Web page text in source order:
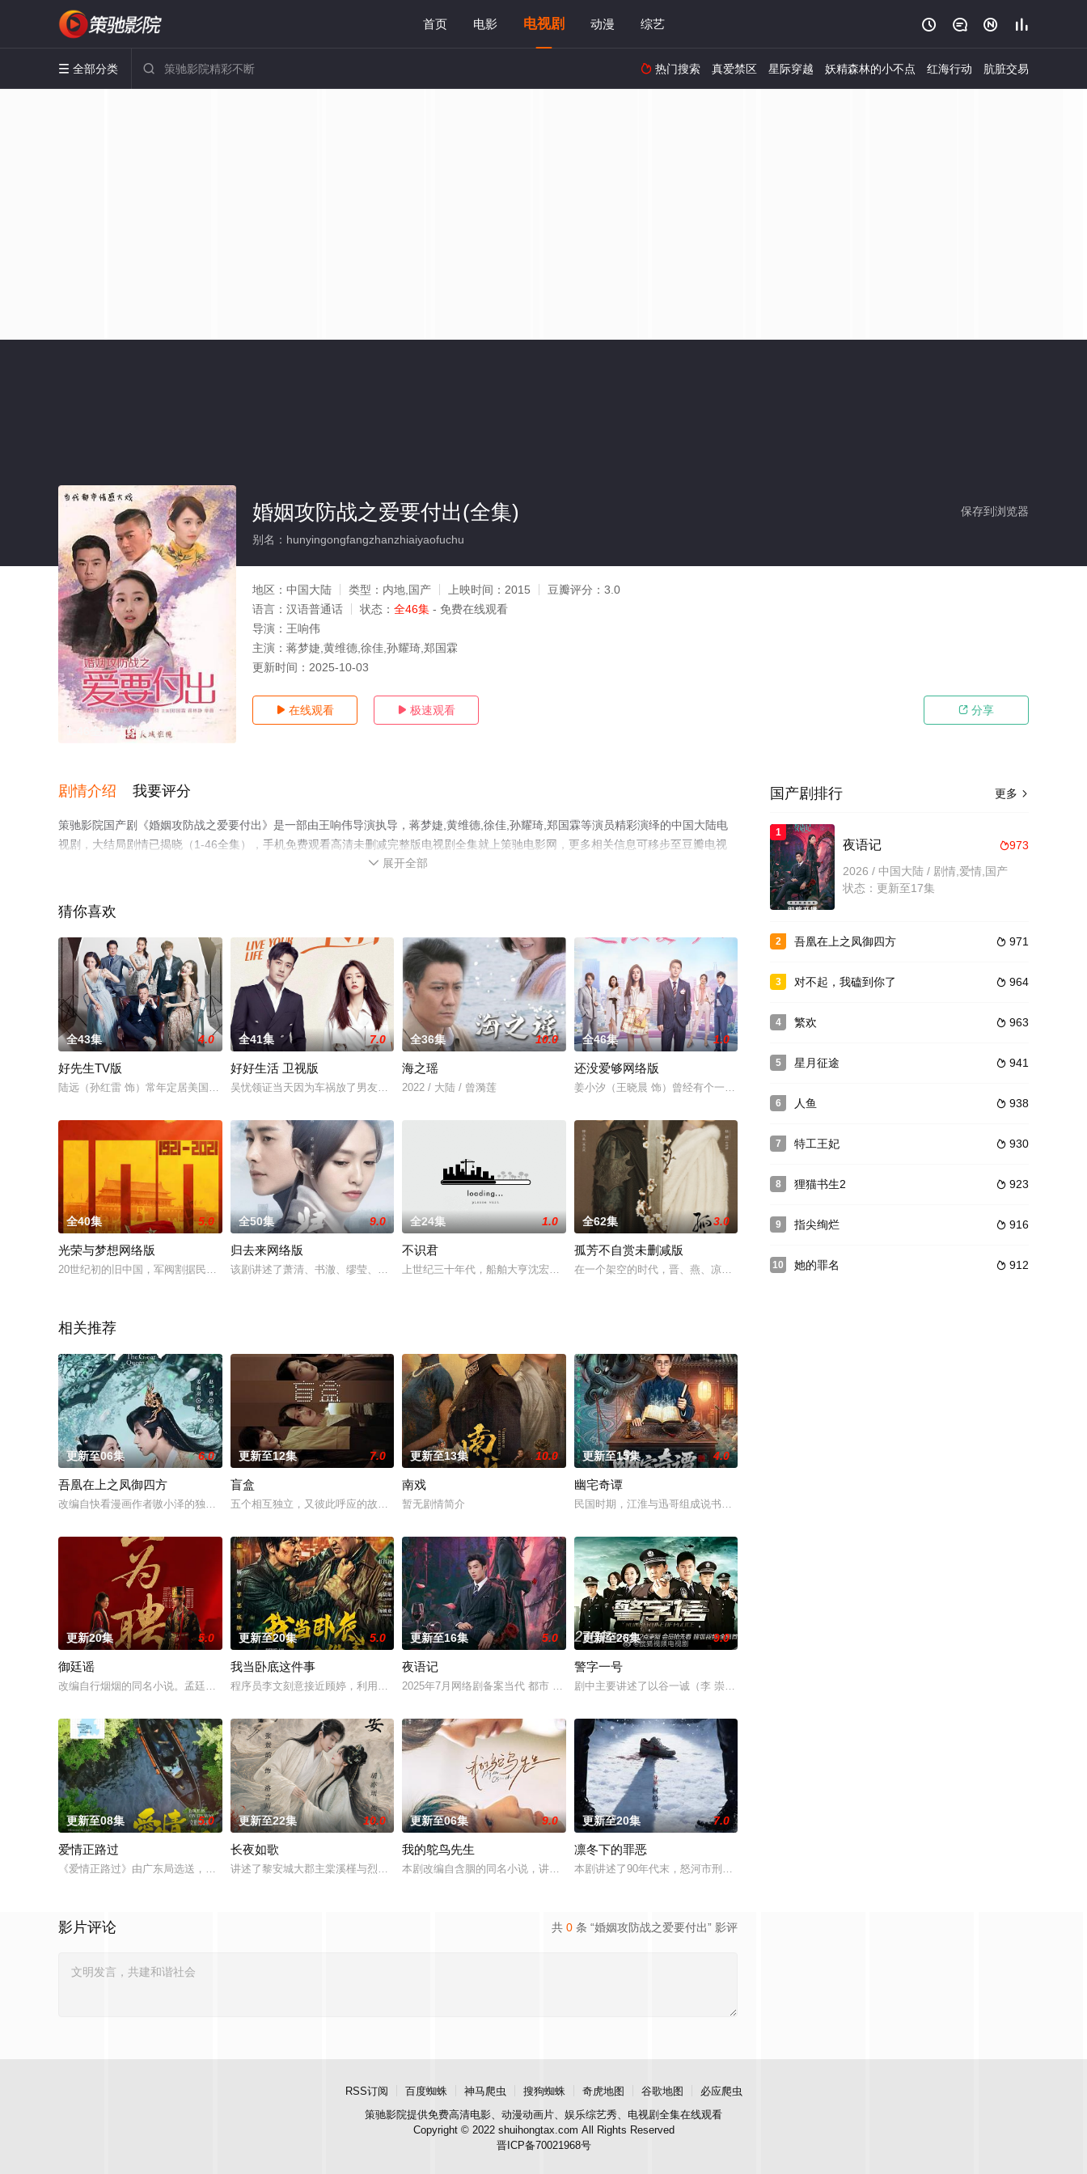
首页 电影 电视剧 动漫 综艺    
 全部分类   热门搜索 真爱禁区 星际穿越 妖精森林的小不点 红海行动 肮脏交易
1-46全集/大结局
保存到浏览器
婚姻攻防战之爱要付出(全集)
别名：hunyingongfangzhanzhiaiyaofuchu
地区： 中国大陆 类型： 内地,国产 上映时间： 2015 豆瓣评分： 3.0
语言： 汉语普通话 状态： 全46集 - 免费在线观看
导演： 王响伟
主演： 蒋梦婕,黄维德,徐佳,孙耀琦,郑国霖
更新时间： 2025-10-03
 在线观看  极速观看  分享
剧情介绍 我要评分
策驰影院国产剧《婚姻攻防战之爱要付出》是一部由王响伟导演执导，蒋梦婕,黄维德,徐佳,孙耀琦,郑国霖等演员精彩演绎的中国大陆电
视剧，大结局剧情已揭晓（1-46全集），手机免费观看高清未删减完整版电视剧全集就上策驰电影网，更多相关信息可移步至豆瓣电视
 展开全部
猜你喜欢
全43集 4.0
好先生TV版
陆远（孙红雷 饰）常年定居美国，是一家米其林三星餐厅的主厨。一场意外中，陆远的死党彭海（尤
全41集 7.0
好好生活 卫视版
吴忧领证当天因为车祸放了男友鸽子，男友分手出国，吴忧伤心寄情工作，却与“大魔王”何西亚擦出
全36集 10.0
海之瑶
2022 / 大陆 / 曾漪莲
全46集 1.0
还没爱够网络版
姜小汐（王晓晨 饰）曾经有个一个相恋了五年的男友陈炯（韩庚 饰），然而就在他们决定结婚的节
全40集 5.0
光荣与梦想网络版
20世纪初的旧中国，军阀割据民不聊生。湖南青年毛泽东积极投身革命运动，在李大钊、陈独秀指引
全50集 9.0
归去来网络版
该剧讲述了萧清、书澈、缪莹、宁鸣、成然和绿卡等人因为家庭、理想、爱情等种种原因相聚美国，成
全24集 1.0
不识君
上世纪三十年代，船舶大亨沈宏暴毙，留法独女言秋归国调查死因，与死而复生的沈家二爷沈君临上演
全62集 3.0
孤芳不自赏未删减版
在一个架空的时代，晋、燕、凉、白兰四国连年征战，狼烟不止。其中晋国国力强盛，而晋国镇北王楚
相关推荐
更新至06集 6.0
吾凰在上之凤御四方
改编自快看漫画作者嗷小泽的独家连载漫画《吾凰在上》。现代少女奚圆（姜贞羽 饰）因意外踏入玄
更新至12集 7.0
盲盒
五个相互独立，又彼此呼应的故事——用一场精心策划的“夏令营”完成复仇的受害者；临终前与遗憾
更新至13集 10.0
南戏
暂无剧情简介
更新至15集 4.0
幽宅奇谭
民国时期，江淮与迅哥组成说书班子，偶遇“白天人住屋，晚上鬼占房”的阴阳宅，江淮被掳走配“阴
更新20集 5.0
御廷谣
改编自行烟烟的同名小说。孟廷辉，大平王朝有史以来个以女子进士科三元及第入翰林院的奇女子。十
更新至20集 5.0
我当卧底这件事
程序员李文刻意接近顾婷，利用顾炎女儿奴的属性，请求老炮儿顾炎带自己用程序员身份卧底电诈集团
更新至16集 5.0
夜语记
2025年7月网络剧备案当代 都市 海南越酷文化传媒有限公司
更新至26集 9.0
警字一号
剧中主要讲述了以谷一诚（李 崇霄饰演）为代表的冀北市公安刑警用自己 的超凡的智慧与过人的勇
更新至08集 5.0
爱情正路过
《爱情正路过》由广东局选送，岭南文化传媒（广东）有限公司出品，10分钟*12集，取景地为云
更新至22集 10.0
长夜如歌
讲述了黎安城大郡主棠溪槿与烈云峥之间曲折动人的情感，以及他们在复杂局势中坚守初心、勇敢面对
更新至06集 9.0
我的鸵鸟先生
本剧改编自含胭的同名小说，讲述了邻家女孩庞倩（苏晓彤 饰）与童年时因一场意外落下身体残缺的
更新至20集 7.0
凛冬下的罪恶
本剧讲述了90年代末，怒河市刑侦支队在无普及监控、无DNA鉴定技术的支持下，通过摸排、勘查
共 0 条 “婚姻攻防战之爱要付出” 影评
影片评论
更多 
国产剧排行
1
973
夜语记
2026 / 中国大陆 / 剧情,爱情,国产
状态：更新至17集
2  971
吾凰在上之凤御四方
3  964
对不起，我磕到你了
4  963
繁欢
5  941
星月征途
6  938
人鱼
7  930
特工王妃
8  923
狸猫书生2
9  916
指尖绚烂
10  912
她的罪名
RSS订阅 百度蜘蛛 神马爬虫 搜狗蜘蛛 奇虎地图 谷歌地图
必应爬虫
策驰影院提供免费高清电影、动漫动画片、娱乐综艺秀、电视剧全集在线观看
Copyright © 2022 shuihongtax.com All Rights Reserved
晋ICP备70021968号